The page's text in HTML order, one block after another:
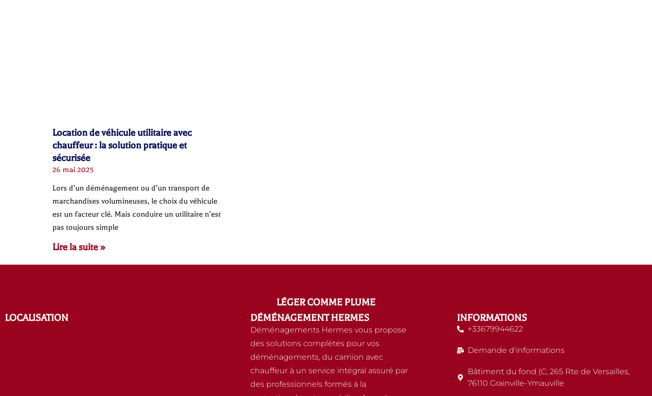
Location de véhicule utilitaire avec
chauffeur : la solution pratique et
sécurisée
26 mai 2025
Lors d’un déménagement ou d’un transport de
marchandises volumineuses, le choix du véhicule
est un facteur clé. Mais conduire un utilitaire n’est
pas toujours simple
Lire la suite »
LÉGER COMME PLUME
LOCALISATION
DÉMÉNAGEMENT HERMES
Déménagements Hermes vous propose
des solutions complètes pour vos
déménagements, du camion avec
chauffeur à un service intégral assuré par
des professionnels formés à la
INFORMATIONS
+33679944622
Demande d'informations
Bâtiment du fond (C, 265 Rte de Versailles,
76110 Grainville-Ymauville